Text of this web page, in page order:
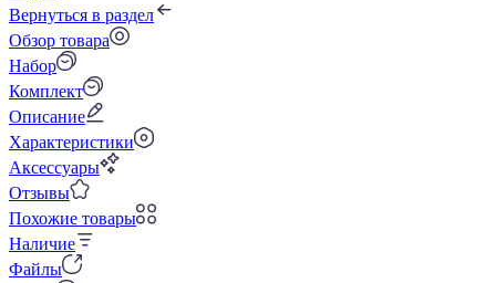
Вернуться в раздел
Обзор товара
Набор
Комплект
Описание
Характеристики
Аксессуары
Отзывы
Похожие товары
Наличие
Файлы